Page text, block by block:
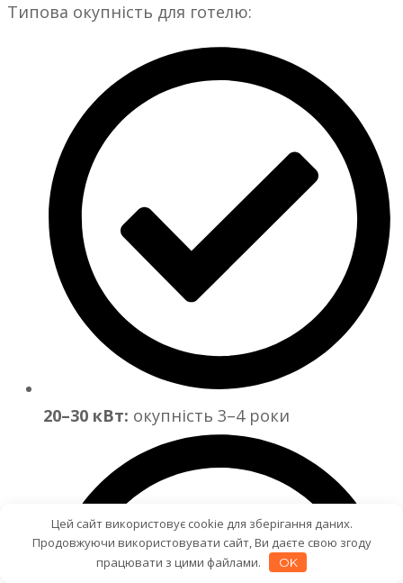
Типова окупність для готелю:
20–30 кВт: окупність 3–4 роки
Цей сайт використовує cookie для зберігання даних.
Продовжуючи використовувати сайт, Ви даєте свою згоду
працювати з цими файлами.
OK